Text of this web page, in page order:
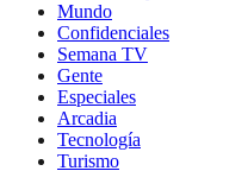
Mundo
Confidenciales
Semana TV
Gente
Especiales
Arcadia
Tecnología
Turismo